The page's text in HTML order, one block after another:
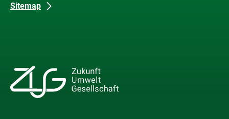
Sitemap